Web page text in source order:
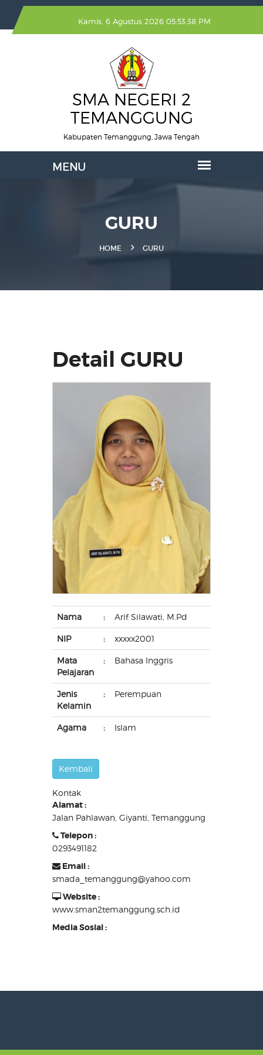
Kamis, 6 Agustus 2026 05:53:38 PM
SMA NEGERI 2
TEMANGGUNG
Kabupaten Temanggung, Jawa Tengah
GURU
HOME GURU
Detail GURU
Nama : Arif Silawati, M.Pd
NIP : xxxxx2001
Mata
Pelajaran
: Bahasa Inggris
Jenis
Kelamin
: Perempuan
Agama : Islam
Kontak
Alamat :
Jalan Pahlawan, Giyanti, Temanggung
Telepon :
0293491182
Email :
smada_temanggung@yahoo.com
Website :
www.sman2temanggung.sch.id
Media Sosial :